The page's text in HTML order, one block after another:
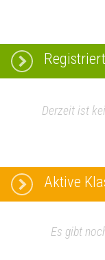
Derzeit ist
Aktive
Es gibt